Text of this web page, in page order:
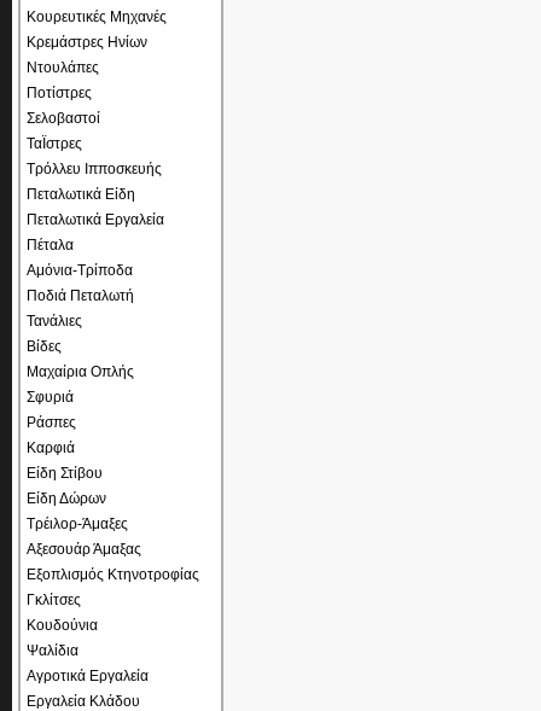
Κουρευτικές Μηχανές
Κρεμάστρες Ηνίων
Ντουλάπες
Ποτίστρες
Σελοβαστοί
ΤαΪστρες
Τρόλλευ Ιπποσκευής
Πεταλωτικά Είδη
Πεταλωτικά Εργαλεία
Πέταλα
Αμόνια-Τρίποδα
Ποδιά Πεταλωτή
Τανάλιες
Βίδες
Μαχαίρια Οπλής
Σφυριά
Ράσπες
Καρφιά
Είδη Στίβου
Είδη Δώρων
Τρέιλορ-Άμαξες
Αξεσουάρ Άμαξας
Εξοπλισμός Κτηνοτροφίας
Γκλίτσες
Κουδούνια
Ψαλίδια
Αγροτικά Εργαλεία
Εργαλεία Κλάδου